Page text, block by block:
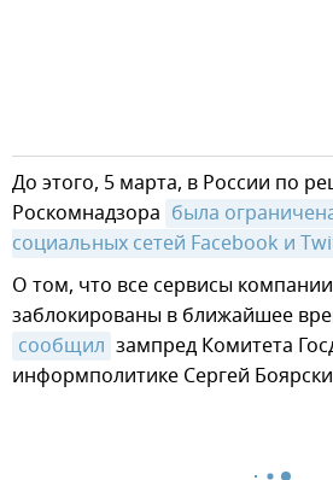
До этого, 5 марта, в России по
Роскомнадзора была
социальных сетей Facebook и
О том, что все сервисы
заблокированы в ближайшее
сообщил зампред Комитета
информполитике Сергей